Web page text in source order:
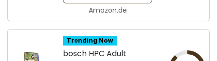
Amazon.de
Trending Now
bosch HPC Adult